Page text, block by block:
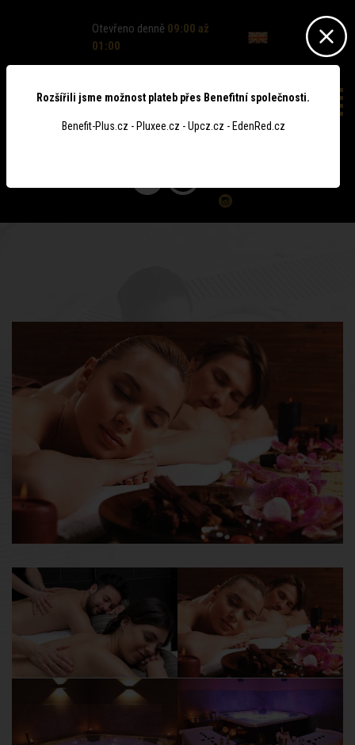
Otevřeno denně 09:00 až
01:00
Rozšířili jsme možnost plateb přes Benefitní společnosti.
Benefit-Plus.cz - Pluxee.cz - Upcz.cz - EdenRed.cz